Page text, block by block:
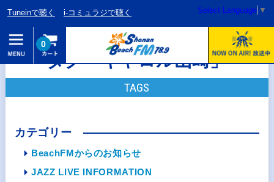
Tuneinで聴く i-コミュラジで聴く Select Language ▼
0
タグ「キャロル山崎」
TAGS
カテゴリー
BeachFMからのお知らせ
JAZZ LIVE INFORMATION